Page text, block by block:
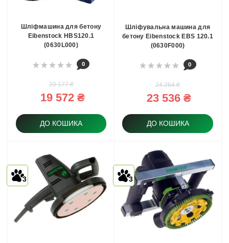
Шліфмашина для бетону
Eibenstock HBS120.1
(0630L000)
0
20 177 ₴
19 572 ₴
ДО КОШИКА
Шліфувальна машина для
бетону Eibenstock EBS 120.1
(0630F000)
0
24 264 ₴
23 536 ₴
ДО КОШИКА
3 3